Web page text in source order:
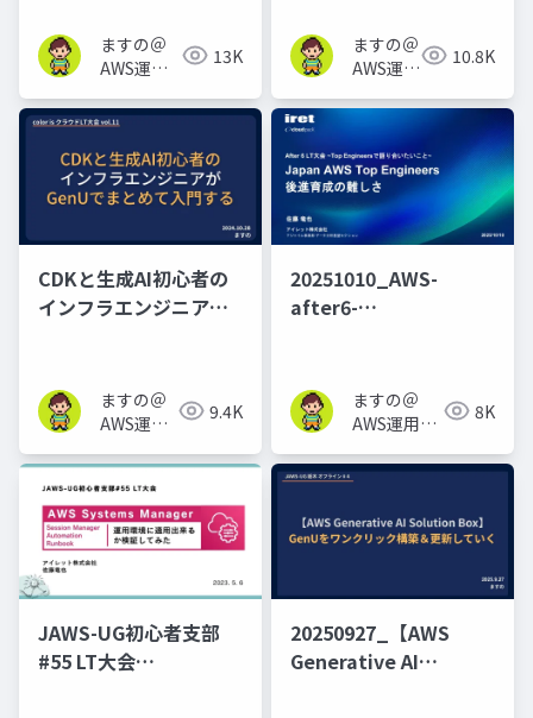
たらダメだったお話
ますの＠
AWS運用
13K
JAWS【第39回】
ますの＠
AWS運用
Lv1.1
10.8K
CDKと生成AI初心者の
インフラエンジニアが
ますの＠
AWS運用
9.4K
20251010_AWS-
after6-
ますの＠
AWS運用保
8K
JAWS-UG初心者支部
#55 LT大会
20250927_【AWS
Generative AI